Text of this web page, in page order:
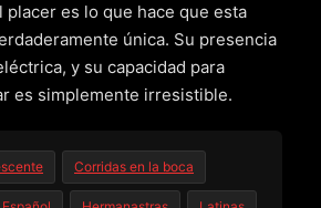
placer es lo que hace que esta
única. Su presencia
y su capacidad para
es simplemente irresistible.
Corridas en la boca